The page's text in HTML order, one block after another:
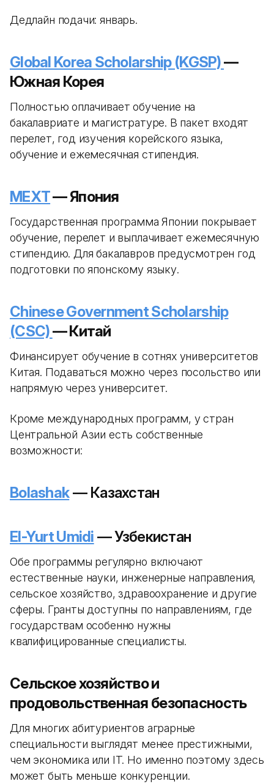
Дедлайн подачи: январь.
Global Korea Scholarship (KGSP)—
Южная Корея
Полностью оплачивает обучение на
бакалавриате и магистратуре. В пакет входят
перелет, год изучения корейского языка,
обучение и ежемесячная стипендия.
MEXT— Япония
Государственная программа Японии покрывает
обучение, перелет и выплачивает ежемесячную
стипендию. Для бакалавров предусмотрен год
подготовки по японскому языку.
Chinese Government Scholarship
(CSC)— Китай
Финансирует обучение в сотнях университетов
Китая. Подаваться можно через посольство или
напрямую через университет.
Кроме международных программ, у стран
Центральной Азии есть собственные
возможности:
Bolashak— Казахстан
El-Yurt Umidi — Узбекистан
Обе программы регулярно включают
естественные науки, инженерные направления,
сельское хозяйство, здравоохранение и другие
сферы. Гранты доступны по направлениям, где
государствам особенно нужны
квалифицированные специалисты.
Сельское хозяйство и
продовольственная безопасность
Для многих абитуриентов аграрные
специальности выглядят менее престижными,
чем экономика или IT. Но именно поэтому здесь
может быть меньше конкуренции.